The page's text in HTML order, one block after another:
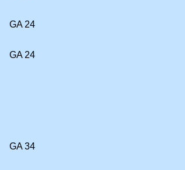
GA 24
GA 24
GA 34